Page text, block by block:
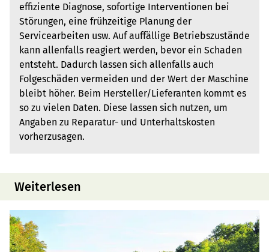
effiziente Diagnose, sofortige Interventionen bei
Störungen, eine frühzeitige Planung der
Servicearbeiten usw. Auf auffällige Betriebszustände
kann allenfalls reagiert werden, bevor ein Schaden
entsteht. Dadurch lassen sich allenfalls auch
Folgeschäden vermeiden und der Wert der Maschine
bleibt höher. Beim Hersteller/Lieferanten kommt es
so zu vielen Daten. Diese lassen sich nutzen, um
Angaben zu Reparatur- und Unterhaltskosten
vorherzusagen.
Weiterlesen